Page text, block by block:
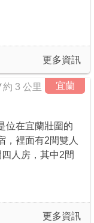
更多資訊
宜蘭
約 3 公里
位在宜蘭壯圍的
，裡面有2間雙人
人房，其中2間
更多資訊